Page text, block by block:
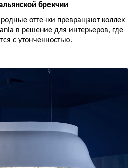
брекчии
оттенки превращают коллек
в решение для интерьеров, где
с утонченностью.